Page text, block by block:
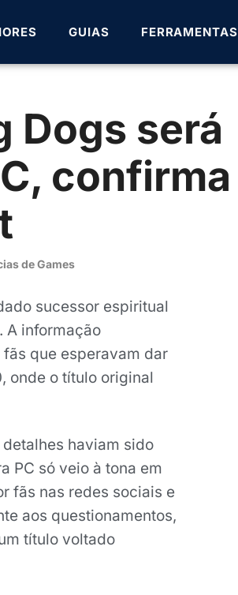
GUIAS FERRAMENTAS
Dogs será
confirma
de Games
sucessor espiritual
A informação
que esperavam dar
onde o título original
haviam sido
PC só veio à tona em
fãs nas redes sociais e
aos questionamentos,
título voltado